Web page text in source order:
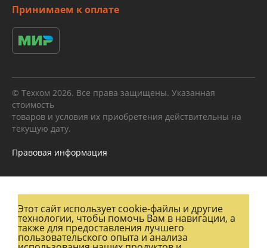
Принимаем к оплате
© Техком 2026. Все права защищены. Указанная
стоимость
товаров и условия их приобретения действительны на
текущую дату.
Правовая информация
Этот сайт использует cookie-файлы и другие
технологии, чтобы помочь Вам в навигации, а
также для предоставления лучшего
пользовательского опыта и анализа